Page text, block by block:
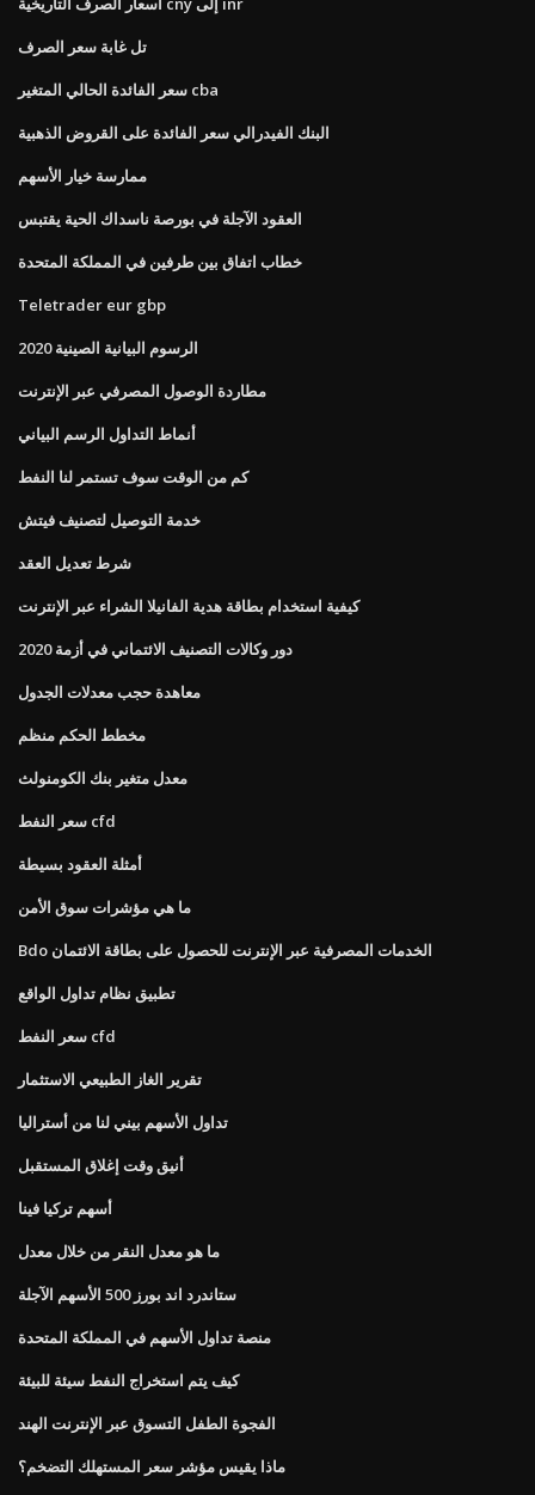
تل غابة سعر الصرف
سعر الفائدة الحالي المتغير cba
البنك الفيدرالي سعر الفائدة على القروض الذهبية
ممارسة خيار الأسهم
العقود الآجلة في بورصة ناسداك الحية يقتبس
خطاب اتفاق بين طرفين في المملكة المتحدة
Teletrader eur gbp
الرسوم البيانية الصينية 2020
مطاردة الوصول المصرفي عبر الإنترنت
أنماط التداول الرسم البياني
كم من الوقت سوف تستمر لنا النفط
خدمة التوصيل لتصنيف فيتش
شرط تعديل العقد
كيفية استخدام بطاقة هدية الفانيلا الشراء عبر الإنترنت
دور وكالات التصنيف الائتماني في أزمة 2020
معاهدة حجب معدلات الجدول
مخطط الحكم منظم
معدل متغير بنك الكومنولث
سعر النفط cfd
أمثلة العقود بسيطة
ما هي مؤشرات سوق الأمن
Bdo الخدمات المصرفية عبر الإنترنت للحصول على بطاقة الائتمان
تطبيق نظام تداول الواقع
سعر النفط cfd
تقرير الغاز الطبيعي الاستثمار
تداول الأسهم بيني لنا من أستراليا
أنيق وقت إغلاق المستقبل
أسهم تركيا فينا
ما هو معدل النقر من خلال معدل
ستاندرد اند بورز 500 الأسهم الآجلة
منصة تداول الأسهم في المملكة المتحدة
كيف يتم استخراج النفط سيئة للبيئة
الفجوة الطفل التسوق عبر الإنترنت الهند
ماذا يقيس مؤشر سعر المستهلك التضخم؟